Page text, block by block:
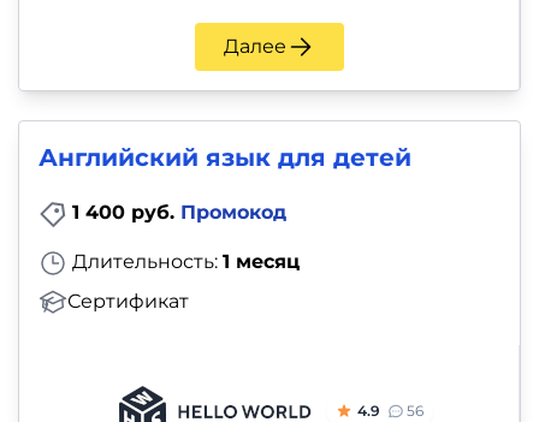
Далее
Английский язык для детей
1 400 руб. Промокод
Длительность: 1 месяц
Сертификат
4.9 56